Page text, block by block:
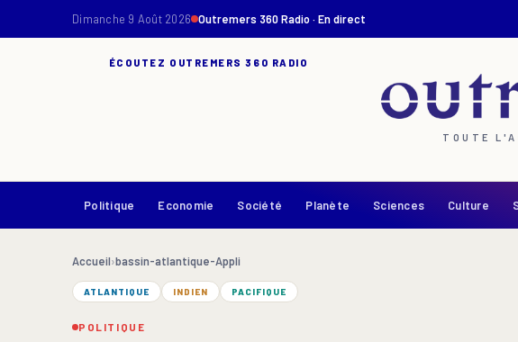
Dimanche 9 Août 2026 Outremers 360 Radio · En direct
ÉCOUTEZ OUTREMERS 360 RADIO
TOUTE
Politique Economie Société Planète Sciences Culture
Accueil›bassin-atlantique-Appli
ATLANTIQUE INDIEN PACIFIQUE
POLITIQUE